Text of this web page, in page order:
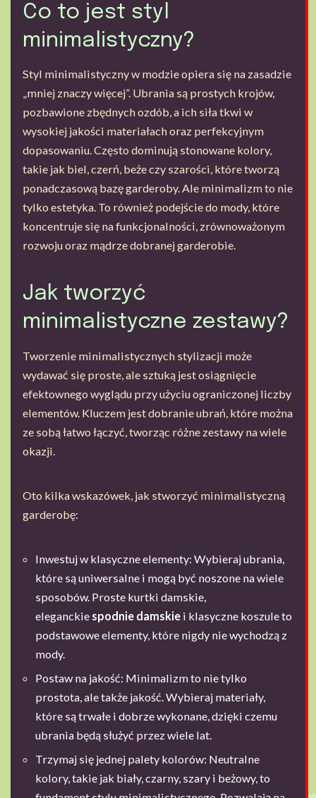
Co to jest styl
minimalistyczny?
Styl minimalistyczny w modzie opiera się na zasadzie
„mniej znaczy więcej”. Ubrania są prostych krojów,
pozbawione zbędnych ozdób, a ich siła tkwi w
wysokiej jakości materiałach oraz perfekcyjnym
dopasowaniu. Często dominują stonowane kolory,
takie jak biel, czerń, beże czy szarości, które tworzą
ponadczasową bazę garderoby. Ale minimalizm to nie
tylko estetyka. To również podejście do mody, które
koncentruje się na funkcjonalności, zrównoważonym
rozwoju oraz mądrze dobranej garderobie.
Jak tworzyć
minimalistyczne zestawy?
Tworzenie minimalistycznych stylizacji może
wydawać się proste, ale sztuką jest osiągnięcie
efektownego wyglądu przy użyciu ograniczonej liczby
elementów. Kluczem jest dobranie ubrań, które można
ze sobą łatwo łączyć, tworząc różne zestawy na wiele
okazji.
Oto kilka wskazówek, jak stworzyć minimalistyczną
garderobę:
Inwestuj w klasyczne elementy: Wybieraj ubrania,
które są uniwersalne i mogą być noszone na wiele
sposobów. Proste kurtki damskie,
eleganckie spodnie damskie i klasyczne koszule to
podstawowe elementy, które nigdy nie wychodzą z
mody.
Postaw na jakość: Minimalizm to nie tylko
prostota, ale także jakość. Wybieraj materiały,
które są trwałe i dobrze wykonane, dzięki czemu
ubrania będą służyć przez wiele lat.
Trzymaj się jednej palety kolorów: Neutralne
kolory, takie jak biały, czarny, szary i beżowy, to